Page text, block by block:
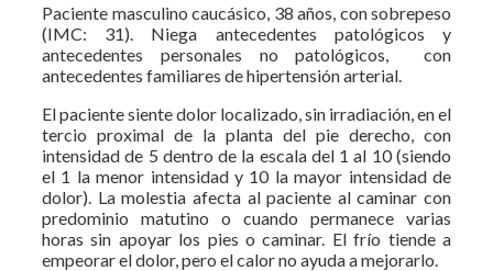
Paciente masculino caucásico, 38 años, con sobrepeso
(IMC: 31). Niega antecedentes patológicos y
antecedentes personales no patológicos, con
antecedentes familiares de hipertensión arterial.
El paciente siente dolor localizado, sin irradiación, en el
tercio proximal de la planta del pie derecho, con
intensidad de 5 dentro de la escala del 1 al 10 (siendo
el 1 la menor intensidad y 10 la mayor intensidad de
dolor). La molestia afecta al paciente al caminar con
predominio matutino o cuando permanece varias
horas sin apoyar los pies o caminar. El frío tiende a
empeorar el dolor, pero el calor no ayuda a mejorarlo.